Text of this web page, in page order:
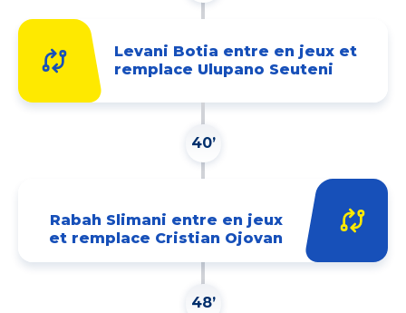
Levani Botia entre en jeux et
remplace Ulupano Seuteni
40’
Rabah Slimani entre en jeux
et remplace Cristian Ojovan
48’